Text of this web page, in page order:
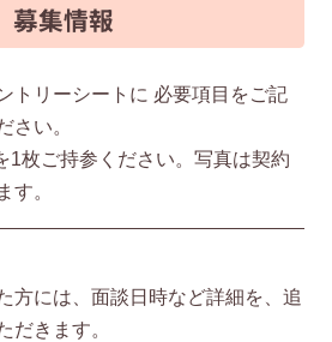
募集情報
トリーシートに 必要項⽬をご記
さい。
1枚ご持参ください。写真は契約
す。
⽅には、⾯談⽇時など詳細を、追
だきます。